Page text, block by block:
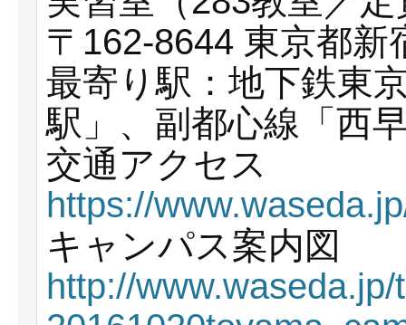
〒162-8644 東京都新
最寄り駅：地下鉄東
駅」、副都心線「西
交通アクセス
https://
キャンパス案内図
http://